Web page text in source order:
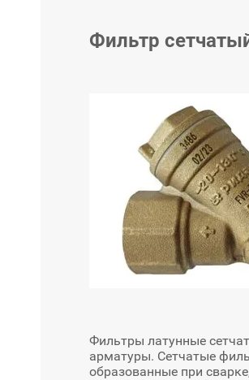
Фильтр
Фильтры латунные
арматуры. Сетчатые
образованные при